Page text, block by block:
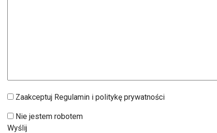
Zaakceptuj Regulamin i politykę prywatności
Nie jestem robotem
Wyślij